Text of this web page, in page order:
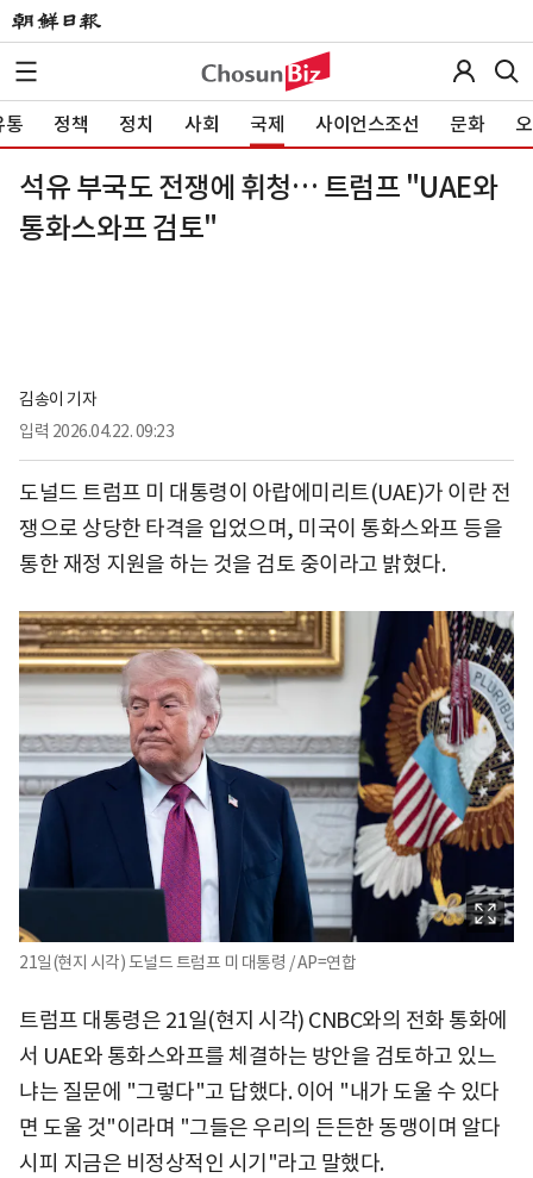
통 정책 정치 사회 국제 사이언스조선 문화
석유 부국도 전쟁에 휘청… 트럼프 "UAE와
통화스와프 검토"
김송이 기자
입력 2026.04.22. 09:23
도널드 트럼프 미 대통령이 아랍에미리트(UAE)가 이란 전
쟁으로 상당한 타격을 입었으며, 미국이 통화스와프 등을
통한 재정 지원을 하는 것을 검토 중이라고 밝혔다.
21일(현지 시각) 도널드 트럼프 미 대통령 / AP=연합
트럼프 대통령은 21일(현지 시각) CNBC와의 전화 통화에
서 UAE와 통화스와프를 체결하는 방안을 검토하고 있느
냐는 질문에 "그렇다"고 답했다. 이어 "내가 도울 수 있다
면 도울 것"이라며 "그들은 우리의 든든한 동맹이며 알다
시피 지금은 비정상적인 시기"라고 말했다.